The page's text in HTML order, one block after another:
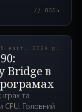
// 003→
квіт. 2024 р.
Bridge в
та
CPU. Головний